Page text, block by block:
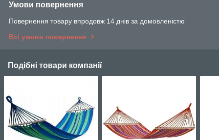
Умови повернення
Повернення товару впродовж 14 днів за домовленістю
Всі умови повернення
Подібні товари компанії